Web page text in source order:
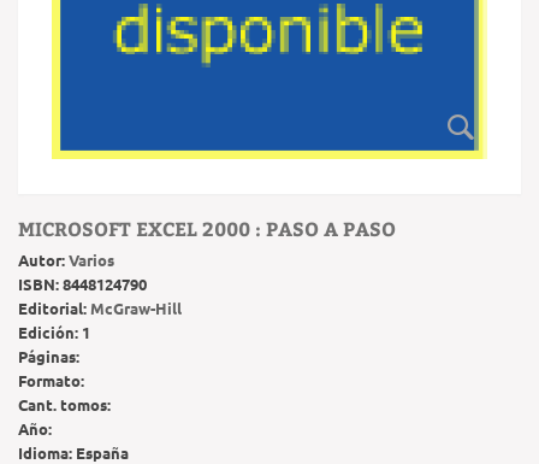
MICROSOFT EXCEL 2000 : PASO A PASO
Autor:Varios
ISBN:8448124790
Editorial: McGraw-Hill
Edición: 1
Páginas:
Formato:
Cant. tomos:
Año:
Idioma: España